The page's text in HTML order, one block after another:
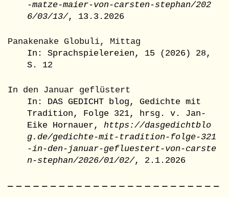
-matze-maier-von-carsten-stephan/202
6/03/13/, 13.3.2026
Panakenake Globuli, Mittag
In: Sprachspielereien, 15 (2026) 28,
S. 12
In den Januar geflüstert
In: DAS GEDICHT blog, Gedichte mit
Tradition, Folge 321, hrsg. v. Jan-
Eike Hornauer,https://dasgedichtblo
g.de/gedichte-mit-tradition-folge-321
-in-den-januar-gefluestert-von-carste
n-stephan/2026/01/02/, 2.1.2026